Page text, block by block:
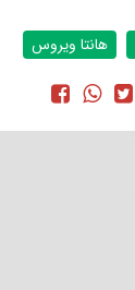
هانتا ویروس